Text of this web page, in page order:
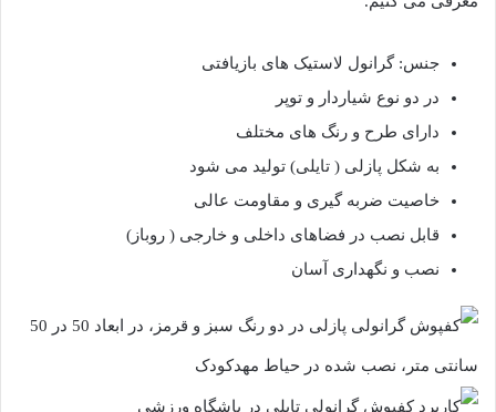
جنس: گرانول لاستیک های بازیافتی
در دو نوع شیاردار و توپر
دارای طرح و رنگ های مختلف
به شکل پازلی ( تایلی) تولید می شود
خاصیت ضربه گیری و مقاومت عالی
قابل نصب در فضاهای داخلی و خارجی ( روباز)
نصب و نگهداری آسان